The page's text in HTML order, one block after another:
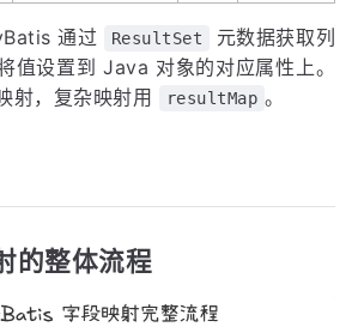
通过 ResultSet
元数据获取列
值设置到 Java 对象的对应属性上。
射，复杂映射用
resultMap 。
的整体流程